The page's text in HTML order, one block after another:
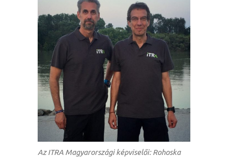
Az ITRA Magyarországi képviselői: Rohoska